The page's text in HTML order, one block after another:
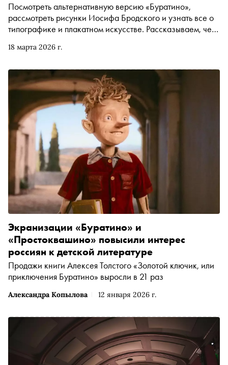
18 марта 2026 г.
Посмотреть альтернативную версию «Буратино»,
рассмотреть рисунки Иосифа Бродского и узнать все о
типографике и плакатном искусстве. Рассказываем, чем
Александра Копылова 12 января 2026 г.
Экранизации «Буратино» и
«Простоквашино» повысили интерес
россиян к детской литературе
Продажи книги Алексея Толстого «Золотой ключик, или
приключения Буратино» выросли в 21 раз